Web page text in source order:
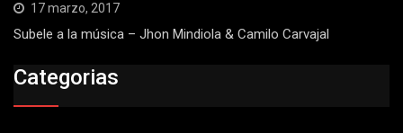
17 marzo, 2017
Subele a la música – Jhon Mindiola & Camilo Carvajal
Categorias